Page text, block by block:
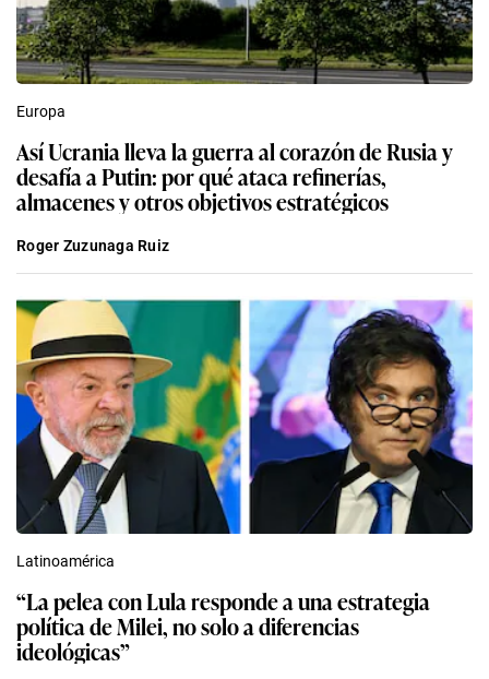
Europa
Así Ucrania lleva la guerra al corazón de Rusia y
desafía a Putin: por qué ataca refinerías,
almacenes y otros objetivos estratégicos
Roger Zuzunaga Ruiz
Latinoamérica
“La pelea con Lula responde a una estrategia
política de Milei, no solo a diferencias
ideológicas”